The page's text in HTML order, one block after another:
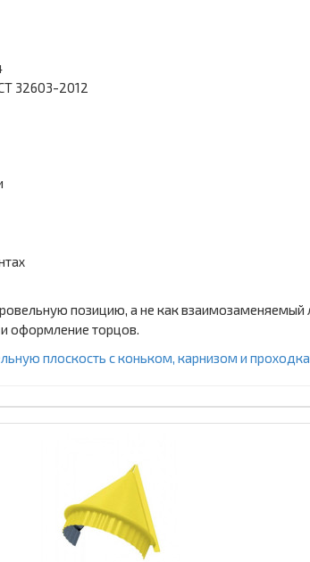
32603-2012
позицию, а не как
оформление торцов.
плоскость с коньком, карнизом и